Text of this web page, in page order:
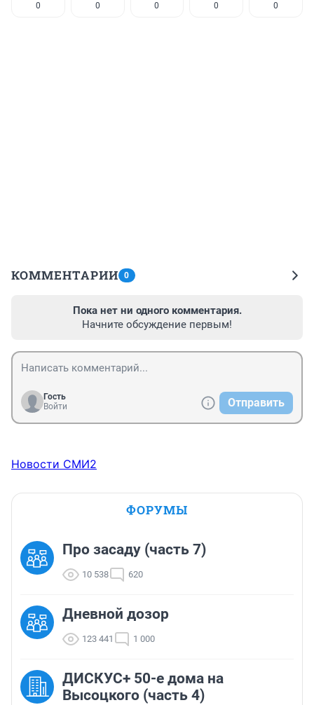
0 0 0 0 0
КОММЕНТАРИИ 0
Пока нет ни одного комментария.
Начните обсуждение первым!
Гость
Войти
Отправить
Новости СМИ2
ФОРУМЫ
Про засаду (часть 7)
10 538 620
Дневной дозор
123 441 1 000
ДИСКУС+ 50-е дома на
Высоцкого (часть 4)